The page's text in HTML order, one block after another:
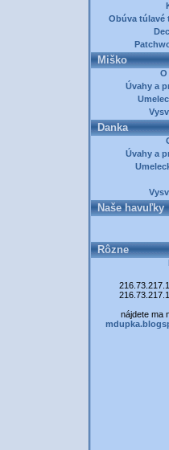
Obúva túlavé
Miško
O
Úvahy a
Danka
Úvahy a
Naše havuľky
Rôzne
nájdete ma